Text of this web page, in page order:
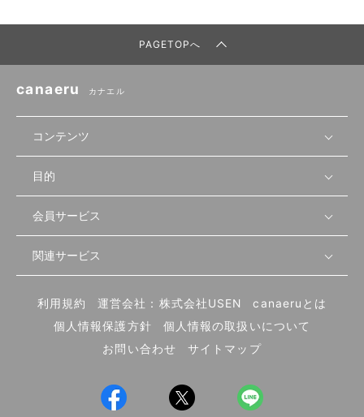
PAGETOPへ
canaeru カナエル
コンテンツ
無料開業相談
セミナー情報
セミナー動画
物件を探す
首都圏
北海道
先輩開業者の声
開業・経営に関する記事
編集ポリシー
業態別の開業方法
UIターン開業特集
目的
店舗運営
物件
内装・設備
食材・仕入れ
会員サービス
会員登録
ログイン
関連サービス
飲食店サクセスガイド（外部サイト）
利用規約 運営会社：株式会社USEN
canaeruとは
個人情報保護方針
個人情報の取扱いについて
お問い合わせ
サイトマップ